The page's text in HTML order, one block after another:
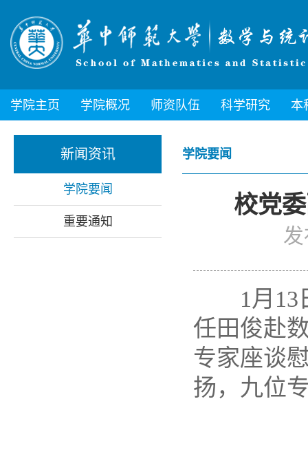
学院主页 学院概况 师资队伍 科学研究 本
新闻资讯
学院要闻
重要通知
学院要闻
校党
1月13日
任田俊赴
专家座谈
扬，九位